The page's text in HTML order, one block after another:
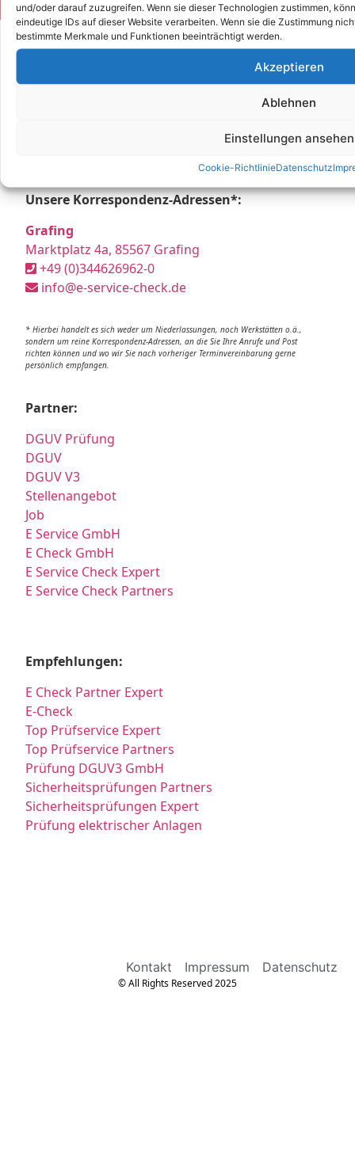
und/oder darauf zuzugreifen. Wenn sie dieser Technologien zustimmen,
eindeutige IDs auf dieser Website verarbeiten. Wenn sie die Zustimmung
bestimmte Merkmale und Funktionen beeinträchtigt werden.
Akzeptieren
Ablehnen
Einstellungen ansehen
Cookie-RichtlinieDatenschutz
Unsere Korrespondenz-Adressen*:
Grafing
Marktplatz 4a, 85567 Grafing
+49 (0)344626962-0
info@e-service-check.de
* Hierbei handelt es sich weder um Niederlassungen, noch Werkstätten o.ä.,
sondern um reine Korrespondenz-Adressen, an die Sie Ihre Anrufe und Post
richten können und wo wir Sie nach vorheriger Terminvereinbarung gerne
persönlich empfangen.
Partner:
DGUV Prüfung
DGUV
DGUV V3
Stellenangebot
Job
E Service GmbH
E Check GmbH
E Service Check Expert
E Service Check Partners
Empfehlungen:
E Check Partner Expert
E-Check
Top Prüfservice Expert
Top Prüfservice Partners
Prüfung DGUV3 GmbH
Sicherheitsprüfungen Partners
Sicherheitsprüfungen Expert
Prüfung elektrischer Anlagen
Kontakt Impressum Datenschutz
© All Rights Reserved 2025